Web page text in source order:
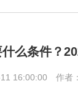
么条件？
16:00:00 作者